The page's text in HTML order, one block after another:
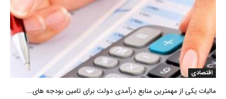
اقتصادی
مالیات یکی از مهمترین منابع درآمدی دولت برای تامین بودجه های...